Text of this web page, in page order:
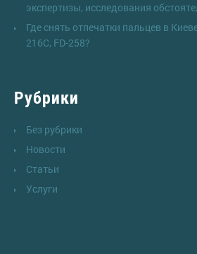
экспертизы, исследования
Где снять отпечатки пальцев в
216C, FD-258?
Рубрики
Без рубрики
Новости
Статьи
Услуги